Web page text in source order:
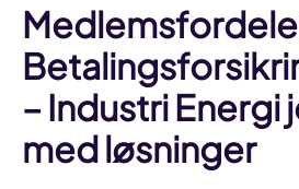
– Industri Energi
med løsninger